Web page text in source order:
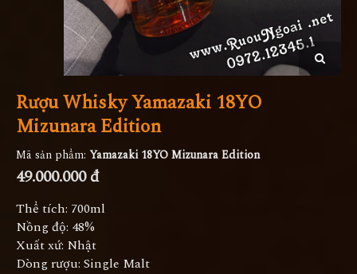
Rượu Whisky Yamazaki 18YO
Mizunara Edition
Mã sản phẩm: Yamazaki 18YO Mizunara Edition
49.000.000 đ
Thể tích: 700ml
Nồng độ: 48%
Xuất xứ: Nhật
Dòng rượu: Single Malt